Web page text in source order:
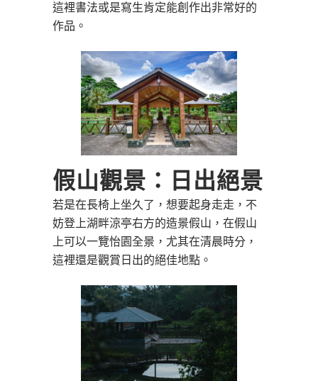
這裡書法或是寫生肯定能創作出非常好的
作品。
假山觀景：日出絕景
若是在長椅上坐久了，想要起身走走，不
妨登上湖畔涼亭右方的造景假山，在假山
上可以一覽怡園全景，尤其在清晨時分，
這裡還是觀賞日出的絕佳地點。